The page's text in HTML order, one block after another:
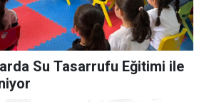
Su Tasarrufu Eğitimi ile